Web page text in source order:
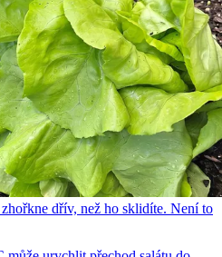
dřív, než ho sklidíte. Není to